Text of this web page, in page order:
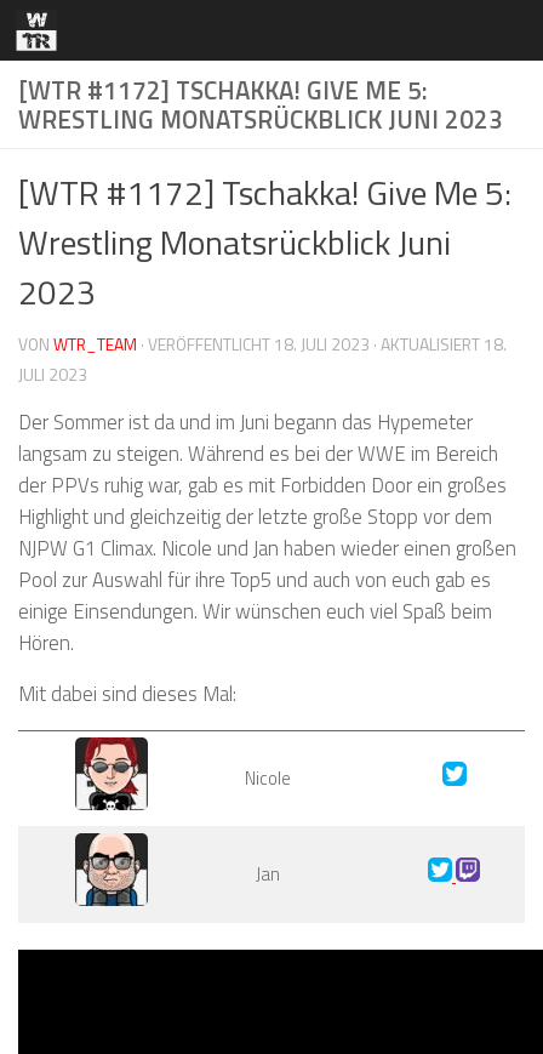
Zum Inhalt springen
[WTR #1172] TSCHAKKA! GIVE ME 5:
WRESTLING MONATSRÜCKBLICK JUNI 2023
[WTR #1172] Tschakka! Give Me 5:
Wrestling Monatsrückblick Juni
2023
VONWTR_TEAM · VERÖFFENTLICHT18. JULI 2023 · AKTUALISIERT18.
JULI 2023
Der Sommer ist da und im Juni begann das Hypemeter
langsam zu steigen. Während es bei der WWE im Bereich
der PPVs ruhig war, gab es mit Forbidden Door ein großes
Highlight und gleichzeitig der letzte große Stopp vor dem
NJPW G1 Climax. Nicole und Jan haben wieder einen großen
Pool zur Auswahl für ihre Top5 und auch von euch gab es
einige Einsendungen. Wir wünschen euch viel Spaß beim
Hören.
Mit dabei sind dieses Mal:
Nicole
Jan